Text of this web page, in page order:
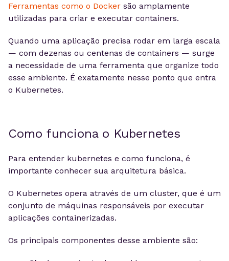
Ferramentas como o Docker são amplamente
utilizadas para criar e executar containers.
Quando uma aplicação precisa rodar em larga escala
— com dezenas ou centenas de containers — surge
a necessidade de uma ferramenta que organize todo
esse ambiente. É exatamente nesse ponto que entra
o Kubernetes.
Como funciona o Kubernetes
Para entender kubernetes e como funciona, é
importante conhecer sua arquitetura básica.
O Kubernetes opera através de um cluster, que é um
conjunto de máquinas responsáveis por executar
aplicações containerizadas.
Os principais componentes desse ambiente são: